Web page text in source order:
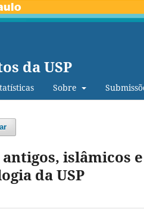
da USP
Sobre
islâmicos
da USP